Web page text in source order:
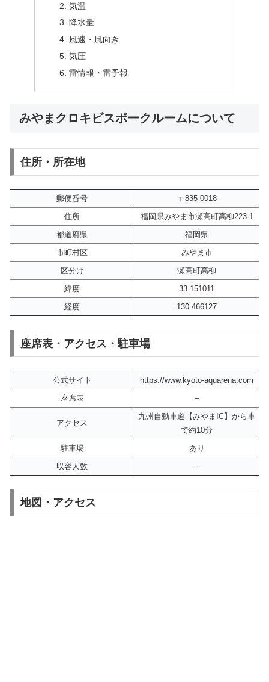
気温
降水量
風速・風向き
気圧
雷情報・雷予報
みやまクロキビスポークルームについて
住所・所在地
郵便番号
〒835-0018
住所
福岡県みやま市瀬高町高柳223-1
都道府県
福岡県
市町村区
みやま市
区分け
瀬高町高柳
緯度
33.151011
経度
130.466127
座席表・アクセス・駐車場
公式サイト
https://www.kyoto-aquarena.com
座席表
–
アクセス
九州自動車道【みやまIC】から車
で約10分
駐車場
あり
収容人数
–
地図・アクセス